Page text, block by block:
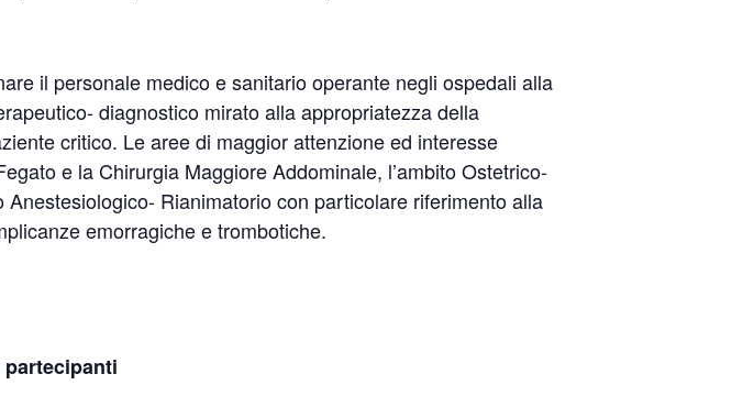
il personale medico e sanitario operante negli ospedali alla
diagnostico mirato alla appropriatezza della
critico. Le aree di maggior attenzione ed interesse
e la Chirurgia Maggiore Addominale, l’ambito Ostetrico-
Rianimatorio con particolare riferimento alla
emorragiche e trombotiche.